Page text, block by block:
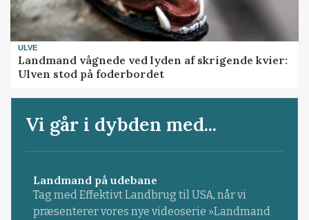
ULVE
Landmand vågnede ved lyden af skrigende kvier:
Ulven stod på foderbordet
Vi går i dybden med...
Landmand på udebane
Tag med Effektivt Landbrug til USA, når vi
præsenterer vores nye videoserie »Landmand